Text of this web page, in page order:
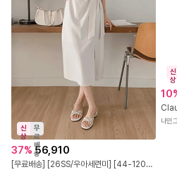
신
상
무
료
배
송
37% 56,910
[무료배송] [26SS/우아세련미] [44-120]플로에딘 라운드넥 스트랩 롱 원피스(여름-신상-여름원피스-롱원피스-반팔원피스-스트랩-몸매보정-사이드트임-데일리룩-데이트룩-오피스룩-출근룩-하객룩-자체제작-120사이즈)
신